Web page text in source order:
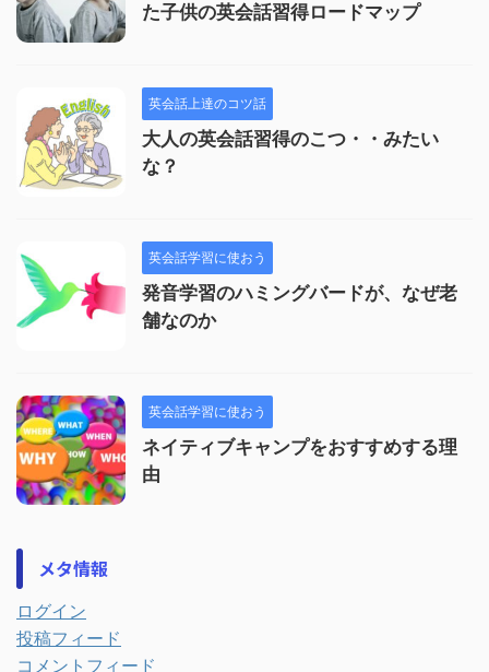
た子供の英会話習得ロードマップ
英会話上達のコツ話
大人の英会話習得のこつ・・みたい
な？
英会話学習に使おう
発音学習のハミングバードが、なぜ老
舗なのか
英会話学習に使おう
ネイティブキャンプをおすすめする理
由
メタ情報
ログイン
投稿フィード
コメントフィード